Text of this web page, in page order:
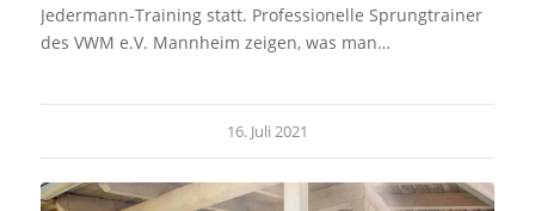
Jedermann-Training statt. Professionelle Sprungtrainer
des VWM e.V. Mannheim zeigen, was man…
16. Juli 2021